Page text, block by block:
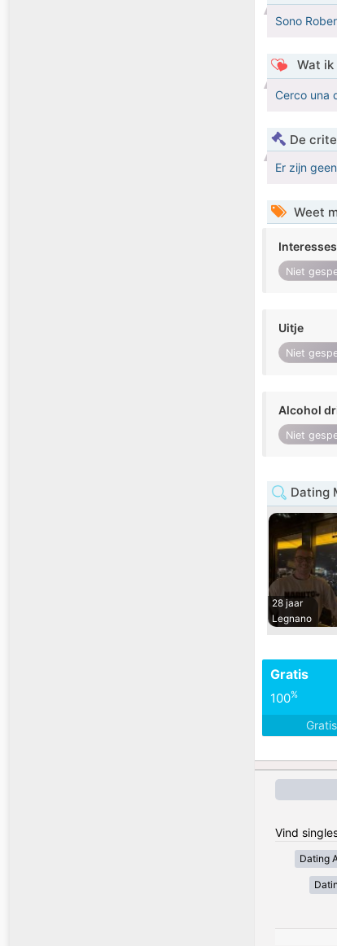
Sono
Wat
Cerco una
De
Er zijn
Weet
Interesses
Niet
Uitje
Niet
Alcohol
Niet
Dating
28 jaar
Legnano
Gratis
100%
Vind
Dating